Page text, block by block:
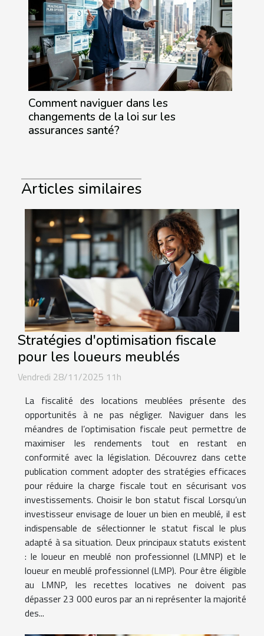
Comment naviguer dans les
changements de la loi sur les
assurances santé?
Articles similaires
Stratégies d'optimisation fiscale
pour les loueurs meublés
Vendredi 28/11/2025 11h
La fiscalité des locations meublées présente des
opportunités à ne pas négliger. Naviguer dans les
méandres de l’optimisation fiscale peut permettre de
maximiser les rendements tout en restant en
conformité avec la législation. Découvrez dans cette
publication comment adopter des stratégies efficaces
pour réduire la charge fiscale tout en sécurisant vos
investissements. Choisir le bon statut fiscal Lorsqu’un
investisseur envisage de louer un bien en meublé, il est
indispensable de sélectionner le statut fiscal le plus
adapté à sa situation. Deux principaux statuts existent
: le loueur en meublé non professionnel (LMNP) et le
loueur en meublé professionnel (LMP). Pour être éligible
au LMNP, les recettes locatives ne doivent pas
dépasser 23 000 euros par an ni représenter la majorité
des...